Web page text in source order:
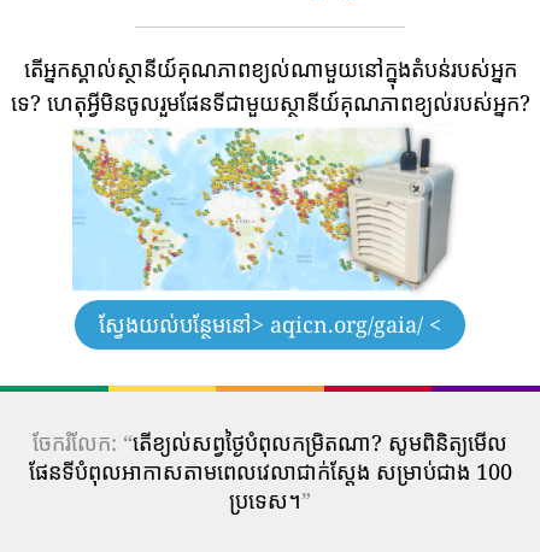
តើអ្នកស្គាល់ស្ថានីយ៍គុណភាពខ្យល់ណាមួយនៅក្នុងតំបន់របស់អ្នក
ទេ? ហេតុអ្វីមិនចូលរួមផែនទីជាមួយស្ថានីយ៍គុណភាពខ្យល់របស់អ្នក?
ស្វែងយល់បន្ថែមនៅ> aqicn.org/gaia/ <
ចែករំលែក: “តើ​ខ្យល់​សព្វថ្ងៃ​បំពុល​កម្រិត​ណា? សូមពិនិត្យមើល
ផែនទីបំពុលអាកាសតាមពេលវេលាជាក់ស្តែង សម្រាប់ជាង 100
ប្រទេស។”